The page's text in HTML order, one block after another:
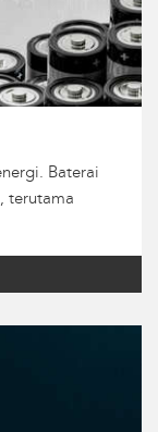
Baterai
terutama